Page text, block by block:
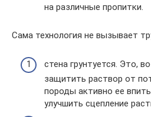
на различные пропитки.
Сама технология не вызывает
стена грунтуется. Это,
защитить раствор от
породы активно ее
улучшить сцепление